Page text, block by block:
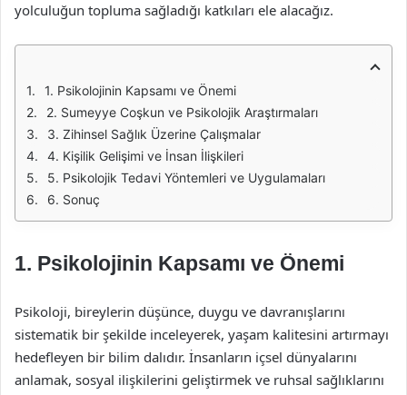
yolculuğun topluma sağladığı katkıları ele alacağız.
1. Psikolojinin Kapsamı ve Önemi
2. Sumeyye Coşkun ve Psikolojik Araştırmaları
3. Zihinsel Sağlık Üzerine Çalışmalar
4. Kişilik Gelişimi ve İnsan İlişkileri
5. Psikolojik Tedavi Yöntemleri ve Uygulamaları
6. Sonuç
1. Psikolojinin Kapsamı ve Önemi
Psikoloji, bireylerin düşünce, duygu ve davranışlarını
sistematik bir şekilde inceleyerek, yaşam kalitesini artırmayı
hedefleyen bir bilim dalıdır. İnsanların içsel dünyalarını
anlamak, sosyal ilişkilerini geliştirmek ve ruhsal sağlıklarını